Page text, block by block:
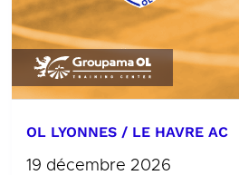
OL LYONNES / LE HAVRE AC
19 décembre 2026